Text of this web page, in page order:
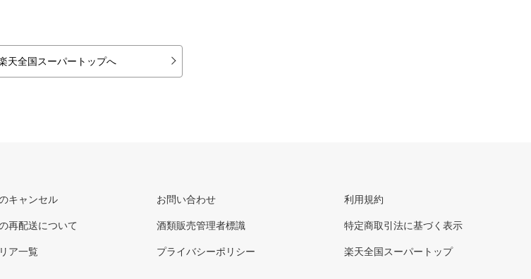
天全国スーパートップへ
キャンセル
再配送について
ア一覧
お問い合わせ
酒類販売管理者標識
プライバシーポリシー
利用規約
特定商取引法に基づく表示
楽天全国スーパートップ